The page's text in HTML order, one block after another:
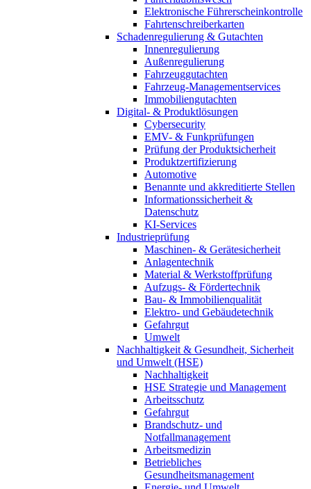
Elektronische Führerscheinkontrolle
Fahrtenschreiberkarten
Schadenregulierung & Gutachten
Innenregulierung
Außenregulierung
Fahrzeuggutachten
Fahrzeug-Managementservices
Immobiliengutachten
Digital- & Produktlösungen
Cybersecurity
EMV- & Funkprüfungen
Prüfung der Produktsicherheit
Produktzertifizierung
Automotive
Benannte und akkreditierte Stellen
Informationssicherheit &
Datenschutz
KI-Services
Industrieprüfung
Maschinen- & Gerätesicherheit
Anlagentechnik
Material & Werkstoffprüfung
Aufzugs- & Fördertechnik
Bau- & Immobilienqualität
Elektro- und Gebäudetechnik
Gefahrgut
Umwelt
Nachhaltigkeit & Gesundheit, Sicherheit
und Umwelt (HSE)
Nachhaltigkeit
HSE Strategie und Management
Arbeitsschutz
Gefahrgut
Brandschutz- und
Notfallmanagement
Arbeitsmedizin
Betriebliches
Gesundheitsmanagement